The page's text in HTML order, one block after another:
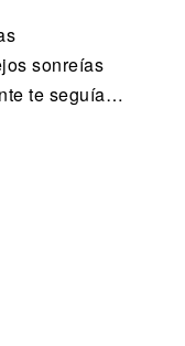
sonreías
te seguía…